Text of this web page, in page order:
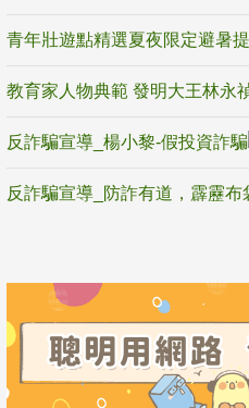
反詐騙宣導_楊小黎-假投資詐騙